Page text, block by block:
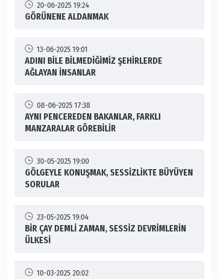
20-06-2025 19:24
GÖRÜNENE ALDANMAK
13-06-2025 19:01
ADINI BİLE BİLMEDİĞİMİZ ŞEHİRLERDE
AĞLAYAN İNSANLAR
08-06-2025 17:38
AYNI PENCEREDEN BAKANLAR, FARKLI
MANZARALAR GÖREBİLİR
30-05-2025 19:00
GÖLGEYLE KONUŞMAK, SESSİZLİKTE BÜYÜYEN
SORULAR
23-05-2025 19:04
BİR ÇAY DEMLİ ZAMAN, SESSİZ DEVRİMLERİN
ÜLKESİ
10-03-2025 20:02